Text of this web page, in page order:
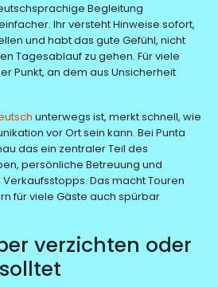
Begleitung
Ihr versteht Hinweise sofort,
und habt das gute Gefühl, nicht
Tagesablauf zu gehen. Für viele
Punkt, an dem aus Unsicherheit
unterwegs ist, merkt schnell, wie
vor Ort sein kann. Bei Punta
das ein zentraler Teil des
persönliche Betreuung und
Das macht Touren
für viele Gäste auch spürbar
verzichten oder